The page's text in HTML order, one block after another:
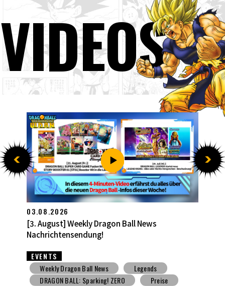
VIDEOS
27.07.2026
[27. Juli] Weekly Dragon Ball News -Sendung!
EVENTS
Weekly Dragon Ball News
Spielzeug mit Süßigkeiten
V Jump